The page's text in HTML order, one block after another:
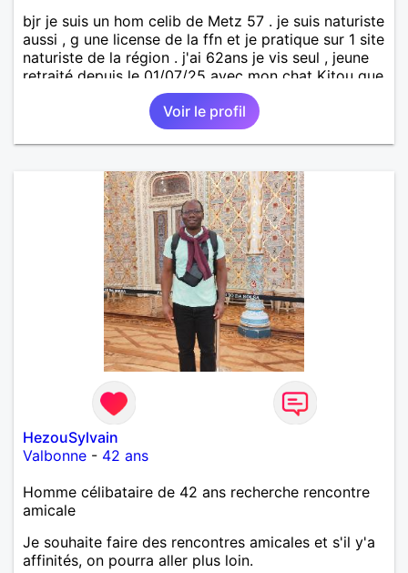
bjr je suis un hom celib de Metz 57 . je suis naturiste
aussi , g une license de la ffn et je pratique sur 1 site
naturiste de la région . j'ai 62ans je vis seul , jeune
retraité depuis le 01/07/25 avec mon chat Kitou que
j'ai adopté en 04/2023 , je recherche une femme
pour amitié et compagnie , partager des moments
de détente , de loisirs et d'intimités dans le respect
mutuel sur ma région du 57/54.
Voir le profil
HezouSylvain
Valbonne - 42 ans
Homme célibataire de 42 ans recherche rencontre
amicale
Je souhaite faire des rencontres amicales et s'il y'a
affinités, on pourra aller plus loin.